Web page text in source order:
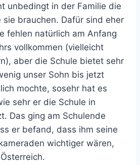
unbedingt in der Familie die
sie brauchen. Dafür sind eher
fehlen natürlich am Anfang
vollkommen (vielleicht
aber die Schule bietet sehr
unser Sohn bis jetzt
mochte, sosehr hat es
sehr er die Schule in
Das ging am Schulende
er befand, dass ihm seine
wichtiger wären,